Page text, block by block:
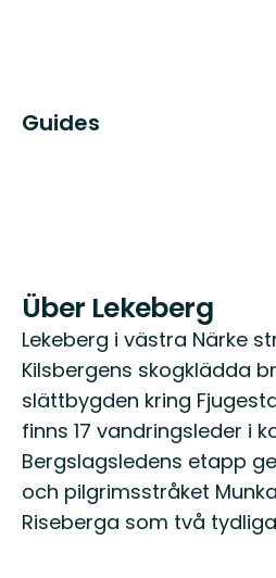
Guides
Über Lekeberg
Lekeberg i västra Närke
Kilsbergens skogklädda
slättbygden kring
finns 17 vandringsleder i
Bergslagsledens etapp
och pilgrimsstråket
Riseberga som två